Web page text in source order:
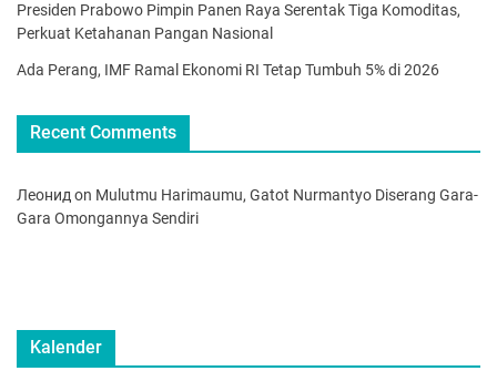
Presiden Prabowo Pimpin Panen Raya Serentak Tiga Komoditas,
Perkuat Ketahanan Pangan Nasional
Ada Perang, IMF Ramal Ekonomi RI Tetap Tumbuh 5% di 2026
Recent Comments
Леонид on Mulutmu Harimaumu, Gatot Nurmantyo Diserang Gara-
Gara Omongannya Sendiri
Kalender